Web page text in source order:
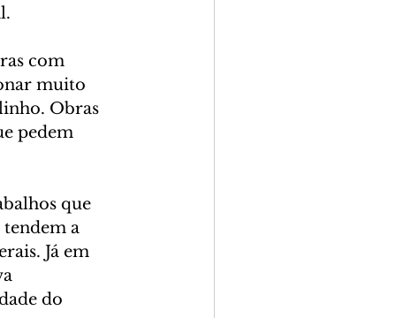
com
muito
Obras
pedem
que
a
Já em
do